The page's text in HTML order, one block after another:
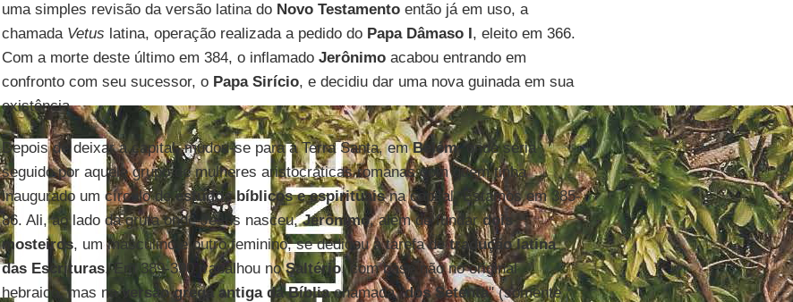
uma simples revisão da versão latina do Novo Testamentoentão já em uso, a
chamada Vetus latina, operação realizada a pedido do Papa Dâmaso I, eleito em 366.
Com a morte deste último em 384, o inflamado Jerônimoacabou entrando em
confronto com seu sucessor, o Papa Sirício, e decidiu dar uma nova guinada em sua
existência.
Depois de deixar a capital, mudou-se para a Terra Santa, emBelém, onde seria
seguido por aquele grupo de mulheres aristocráticas romanas com quem tinha
inaugurado um círculo deestudos bíblicos e espirituaisna capital. Estamos em 385-
86. Ali, ao lado da gruta onde Jesus nasceu,Jerônimo, além de fundardois
mosteiros, um masculino e outro feminino, se dedicou à tarefa detradução latina
das Escrituras. Em 389-390 trabalhou noSaltério, com base não no original
hebraico, mas naversão grega antiga da Bíbliachamada "dos Setenta" (somente